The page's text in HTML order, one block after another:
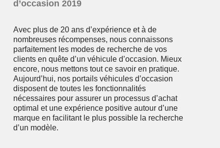
d’occasion 2019
Avec plus de 20 ans d’expérience et à de
nombreuses récompenses, nous connaissons
parfaitement les modes de recherche de vos
clients en quête d’un véhicule d’occasion. Mieux
encore, nous mettons tout ce savoir en pratique.
Aujourd’hui, nos portails véhicules d’occasion
disposent de toutes les fonctionnalités
nécessaires pour assurer un processus d’achat
optimal et une expérience positive autour d’une
marque en facilitant le plus possible la recherche
d’un modèle.